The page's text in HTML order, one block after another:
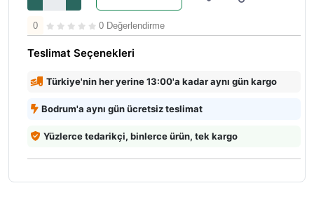
0 0 Değerlendirme
Teslimat Seçenekleri
Türkiye'nin her yerine 13:00'a kadar aynı gün kargo
Bodrum'a aynı gün ücretsiz teslimat
Yüzlerce tedarikçi, binlerce ürün, tek kargo